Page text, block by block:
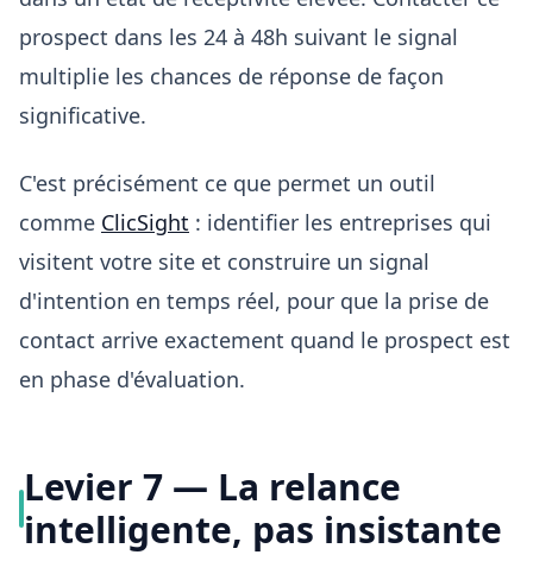
prospect dans les 24 à 48h suivant le signal
multiplie les chances de réponse de façon
significative.
C'est précisément ce que permet un outil
comme ClicSight : identifier les entreprises qui
visitent votre site et construire un signal
d'intention en temps réel, pour que la prise de
contact arrive exactement quand le prospect est
en phase d'évaluation.
Levier 7 — La relance
intelligente, pas insistante